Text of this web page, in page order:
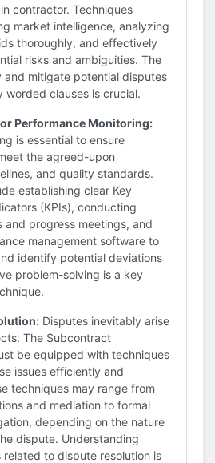
contractor. Techniques
market intelligence, analyzing
thoroughly, and effectively
risks and ambiguities. The
mitigate potential disputes
worded clauses is crucial.
Performance Monitoring:
is essential to ensure
the agreed-upon
and quality standards.
establishing clear Key
(KPIs), conducting
and progress meetings, and
management software to
identify potential deviations
problem-solving is a key
Disputes inevitably arise
The Subcontract
be equipped with techniques
issues efficiently and
techniques may range from
and mediation to formal
depending on the nature
dispute. Understanding
to dispute resolution is